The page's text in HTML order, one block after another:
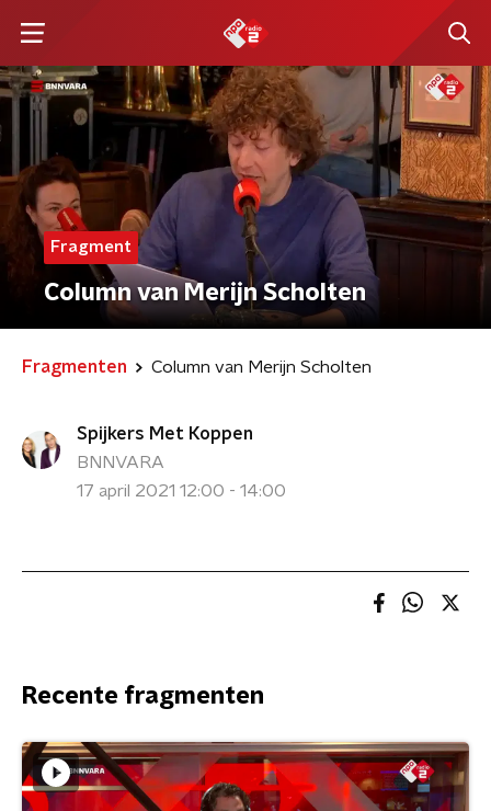
Fragment
Column van Merijn Scholten
Fragmenten Column van Merijn Scholten
Spijkers Met Koppen
BNNVARA
17 april 2021 12:00 - 14:00
Recente fragmenten